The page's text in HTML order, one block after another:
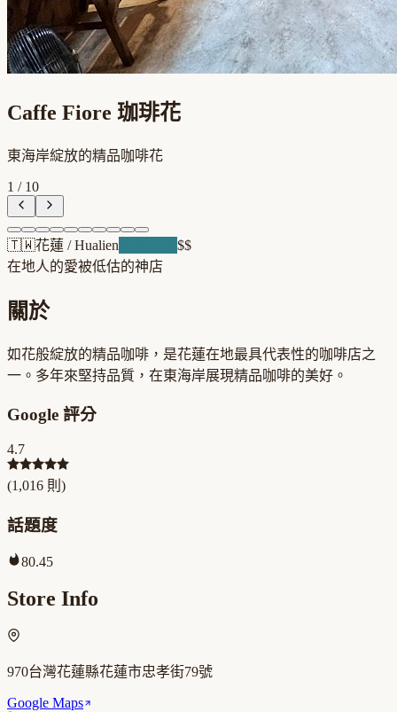
Caffe Fiore 珈琲花
東海岸綻放的精品咖啡花
1 / 10
🇹🇼花蓮 /Hualien
$$
在地人的愛被低估的神店
關於
如花般綻放的精品咖啡，是花蓮在地最具代表性的咖啡店之
一。多年來堅持品質，在東海岸展現精品咖啡的美好。
Google 評分
4.7
(1,016 則)
話題度
80.45
Store Info
970台灣花蓮縣花蓮市忠孝街79號
Google Maps